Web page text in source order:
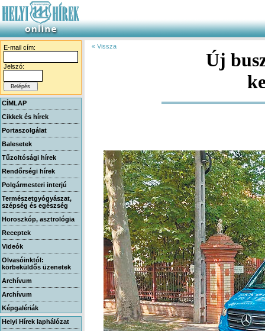
E-mail cím:
Jelszó:
CÍMLAP
Cikkek és hírek
Portaszolgálat
Balesetek
Tűzoltósági hírek
Rendőrségi hírek
Polgármesteri interjú
Természetgyógyászat,
szépség és egészség
Horoszkóp, asztrológia
Receptek
Videók
Olvasóinktól:
körbeküldős üzenetek
Archívum
Archívum
Képgalériák
Helyi Hírek laphálózat
« Vissza
Új